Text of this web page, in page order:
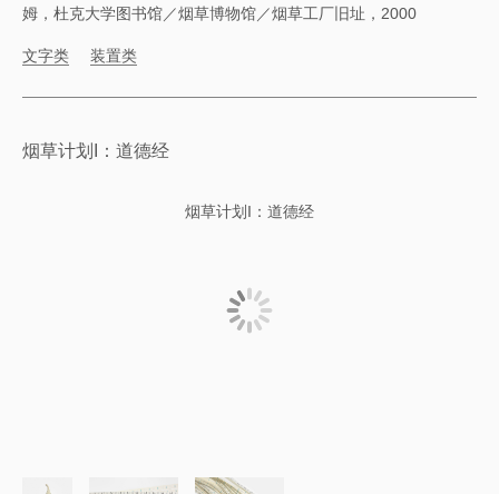
姆，杜克大学图书馆／烟草博物馆／烟草工厂旧址，2000
文字类 装置类
烟草计划I：道德经
烟草计划I：道德经